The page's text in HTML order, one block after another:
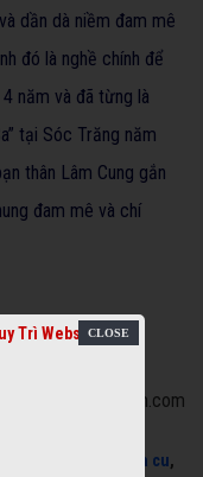
dần dà niềm đam mê
đó là nghề chính để
năm và đã từng là
tại Sóc Trăng năm
thân Lâm Cung gắn
đam mê và chí
cailuongvietnam.com
thu mua xe nuoc mia cu,
Trì Website